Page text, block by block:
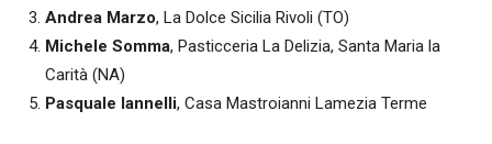
Andrea Marzo, La Dolce Sicilia Rivoli (TO)
Michele Somma, Pasticceria La Delizia, Santa Maria la
Carità (NA)
Pasquale Iannelli, Casa Mastroianni Lamezia Terme